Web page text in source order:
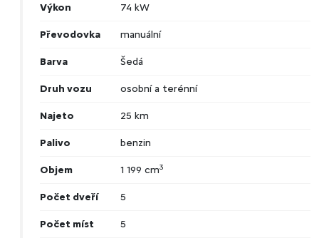
Výkon 74 kW
Převodovka manuální
Barva Šedá
Druh vozu osobní a terénní
Najeto 25 km
Palivo benzin
Objem 1 199 cm3
Počet dveří 5
Počet míst 5